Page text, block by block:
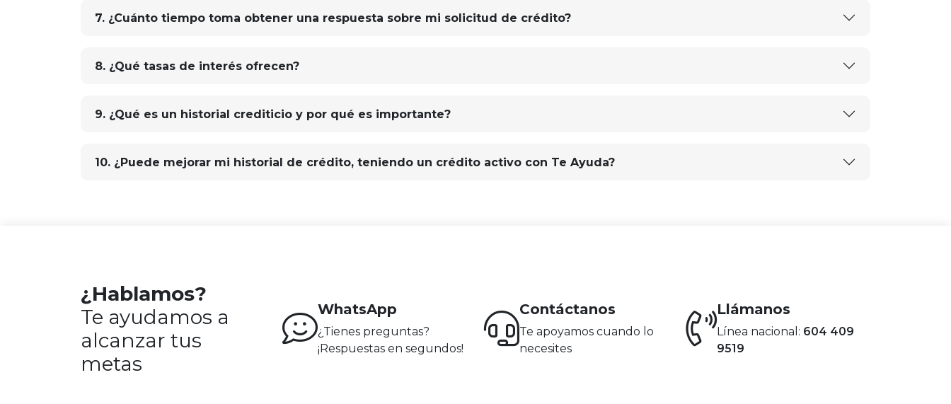
7. ¿Cuánto tiempo toma obtener una respuesta sobre mi solicitud de crédito?
8. ¿Qué tasas de interés ofrecen?
9. ¿Qué es un historial crediticio y por qué es importante?
10. ¿Puede mejorar mi historial de crédito, teniendo un crédito activo con Te Ayuda?
¿Hablamos?
Te ayudamos a
alcanzar tus
metas
WhatsApp
¿Tienes preguntas?
¡Respuestas en segundos!
Contáctanos
Te apoyamos cuando lo
necesites
Llámanos
Línea nacional: 604 409
9519